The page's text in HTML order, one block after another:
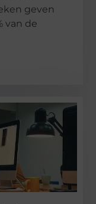
geven
van de